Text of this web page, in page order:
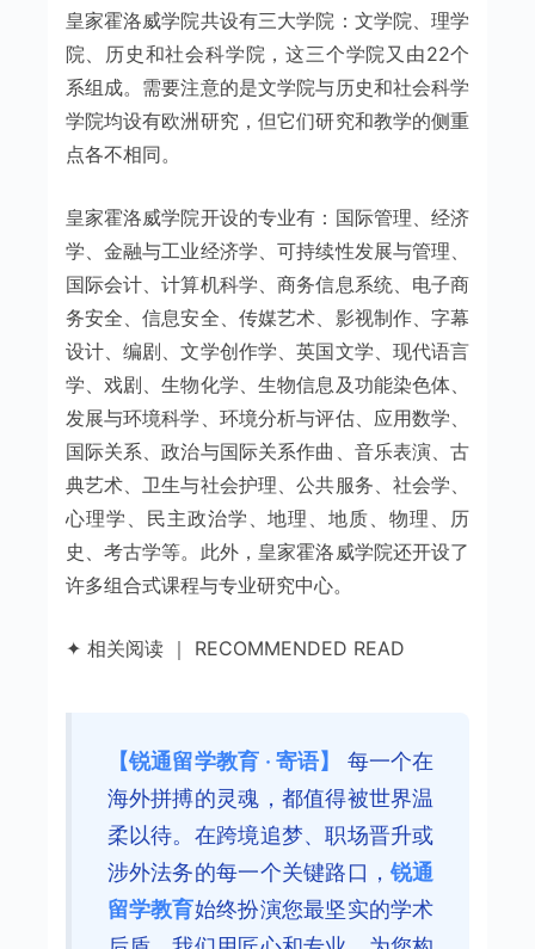
皇家霍洛威学院共设有三大学院：文学院、理学
院、历史和社会科学院，这三个学院又由22个
系组成。需要注意的是文学院与历史和社会科学
学院均设有欧洲研究，但它们研究和教学的侧重
点各不相同。
皇家霍洛威学院开设的专业有：国际管理、经济
学、金融与工业经济学、可持续性发展与管理、
国际会计、计算机科学、商务信息系统、电子商
务安全、信息安全、传媒艺术、影视制作、字幕
设计、编剧、文学创作学、英国文学、现代语言
学、戏剧、生物化学、生物信息及功能染色体、
发展与环境科学、环境分析与评估、应用数学、
国际关系、政治与国际关系作曲、音乐表演、古
典艺术、卫生与社会护理、公共服务、社会学、
心理学、民主政治学、地理、地质、物理、历
史、考古学等。此外，皇家霍洛威学院还开设了
许多组合式课程与专业研究中心。
✦ 相关阅读 ｜ RECOMMENDED READ
【锐通留学教育 · 寄语】
每一个在
海外拼搏的灵魂，都值得被世界温
柔以待。在跨境追梦、职场晋升或
涉外法务的每一个关键路口，锐通
留学教育始终扮演您最坚实的学术